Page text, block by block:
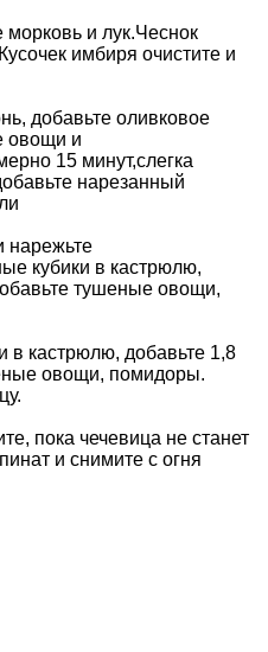
морковь и лук.Чеснок
имбиря очистите и
добавьте оливковое
овощи и
15 минут,слегка
нарезанный
нарежьте
кубики в кастрюлю,
тушеные овощи,
в кастрюлю, добавьте 1,8
овощи, помидоры.
пока чечевица не станет
и снимите с огня